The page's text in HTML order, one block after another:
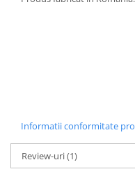
Informatii conformitate
Review-uri(1)